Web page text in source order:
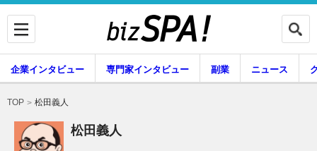
企業インタビュー 専門家インタビュー 副業 ニュース
暮らし エンタメ
TOP 松田義人
松田義人